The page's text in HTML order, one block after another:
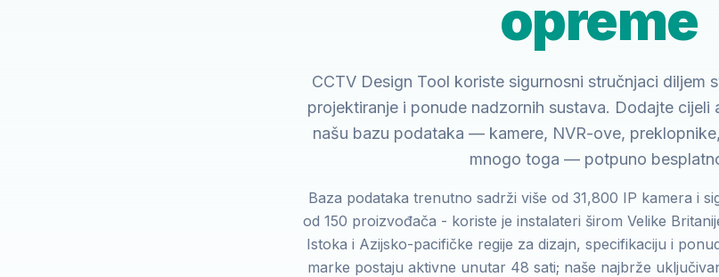
opreme
CCTV Design Tool koriste sigurnosni stručnjaci diljem
projektiranje i ponude nadzornih sustava. Dodajte cijeli
našu bazu podataka — kamere, NVR-ove,
mnogo toga — potpuno
Baza podataka trenutno sadrži više od 31,800 IP kamera i
od 150 proizvođača - koriste je instalateri širom Velike
Istoka i Azijsko-pacifičke regije za dizajn, specifikaciju i
marke postaju aktivne unutar 48 sati; naše najbrže